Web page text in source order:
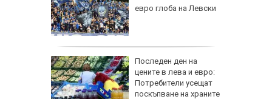
евро глоба на Левски
Последен ден на
цените в лева и евро:
Потребители усещат
поскъпване на храните